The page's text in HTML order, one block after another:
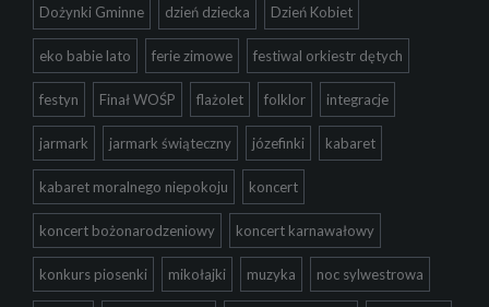
Dożynki Gminne dzień dziecka Dzień Kobiet
eko babie lato ferie zimowe festiwal orkiestr dętych
festyn Finał WOŚP flażolet folklor integracje
jarmark jarmark świąteczny józefinki kabaret
kabaret moralnego niepokoju koncert
koncert bożonarodzeniowy koncert karnawałowy
konkurs piosenki mikołajki muzyka noc sylwestrowa